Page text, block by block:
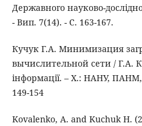
Державного науково-
- Вип. 7(14). - С. 163-167.
Кучук Г.А. Минимизация
вычислительной сети / Г.А.
інформації. – Х.: НАНУ,
149-154
Kovalenko, А. and Kuchuk H.